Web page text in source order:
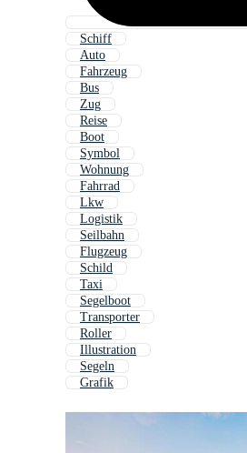
Schiff
Auto
Fahrzeug
Bus
Zug
Reise
Boot
Symbol
Wohnung
Fahrrad
Lkw
Logistik
Seilbahn
Flugzeug
Schild
Taxi
Segelboot
Transporter
Roller
Illustration
Segeln
Grafik